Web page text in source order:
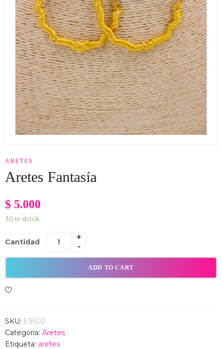
ARETES
Aretes Fantasía
$ 5.000
30 in stock
Cantidad
ADD TO CART
SKU: E9502
Categoría: Aretes
Etiqueta: aretes